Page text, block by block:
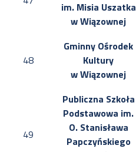
im. Misia Uszatka
w Wiązownej
48
Gminny Ośrodek
Kultury
w Wiązownej
49
Publiczna Szkoła
Podstawowa im.
O. Stanisława
Papczyńskiego